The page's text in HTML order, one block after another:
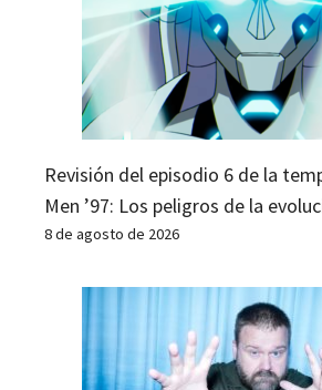
Revisión del episodio 6 de la
Men ’97: Los peligros de la
8 de agosto de 2026